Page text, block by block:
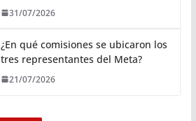
31/07/2026
¿En qué comisiones se ubicaron los
tres representantes del Meta?
21/07/2026